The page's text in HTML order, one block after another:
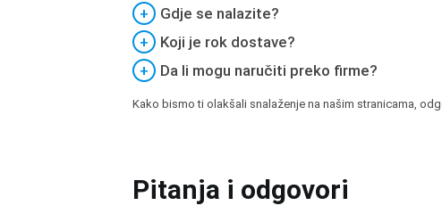
+
Gdje se nalazite?
+
Koji je rok dostave?
+
Da li mogu naručiti preko firme?
Kako bismo ti olakšali snalaženje na našim stranicama,
Pitanja i odgovori